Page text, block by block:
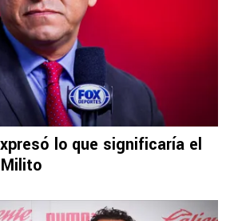
lo que significaría el